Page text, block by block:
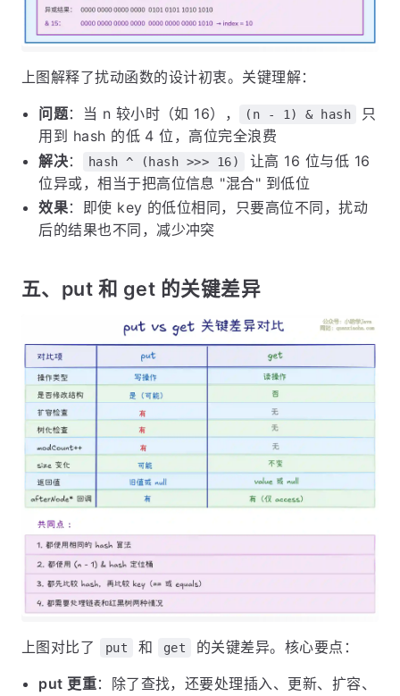
上图解释了扰动函数的设计初衷。关键理解：
问题：当 n 较小时（如 16）， (n - 1) & hash
只
用到 hash 的低 4 位，高位完全浪费
解决： hash ^ (hash >>> 16)
让高 16 位与低 16
位异或，相当于把高位信息 "混合" 到低位
效果：即使 key 的低位相同，只要高位不同，扰动
后的结果也不同，减少冲突
五、put 和 get 的关键差异
上图对比了 put 和 get 的关键差异。核心要点：
put 更重：除了查找，还要处理插入、更新、扩容、